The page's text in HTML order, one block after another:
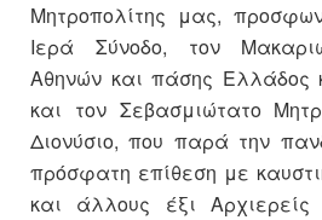
Μητροπολίτης μας,
Ιερά Σύνοδο, τον
Αθηνών και πάσης Ελλάδος
και τον Σεβασμιώτατο
Διονύσιο, που παρά την
πρόσφατη επίθεση με
και άλλους έξι Αρχιερείς